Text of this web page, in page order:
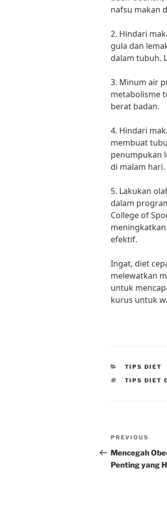
nafsu makan
2. Hindari
gula dan
dalam tubuh.
3. Minum air
metabolisme
berat badan.
4. Hindari
membuat
penumpukan
di malam hari.
5. Lakukan
dalam
College of
efektif.
Ingat, diet
melewatkan
untuk
kurus untuk
TIPS DIET
TAGS
TIPS DIET
Post
Previous
Post
PREVIOUS
Mencegah
Penting yang